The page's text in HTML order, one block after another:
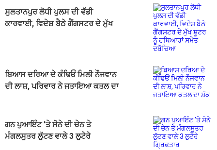
ਸੁਲਤਾਨਪੁਰ ਲੋਧੀ ਪੁਲਸ ਦੀ ਵੱਡੀ
ਕਾਰਵਾਈ, ਵਿਦੇਸ਼ ਬੈਠੇ ਗੈਂਗਸਟਰ ਦੇ ਮੁੱਖ
ਬਿਆਸ ਦਰਿਆ ਦੇ ਕੰਢਿਓਂ ਮਿਲੀ ਨੌਜਵਾਨ
ਦੀ ਲਾਸ਼, ਪਰਿਵਾਰ ਨੇ ਜਤਾਇਆ ਕਤਲ ਦਾ
ਗਨ ਪੁਆਇੰਟ ’ਤੇ ਸੋਨੇ ਦੀ ਚੇਨ ਤੇ
ਮੰਗਲਸੂਤਰ ਲੁੱਟਣ ਵਾਲੇ 3 ਲੁਟੇਰੇ